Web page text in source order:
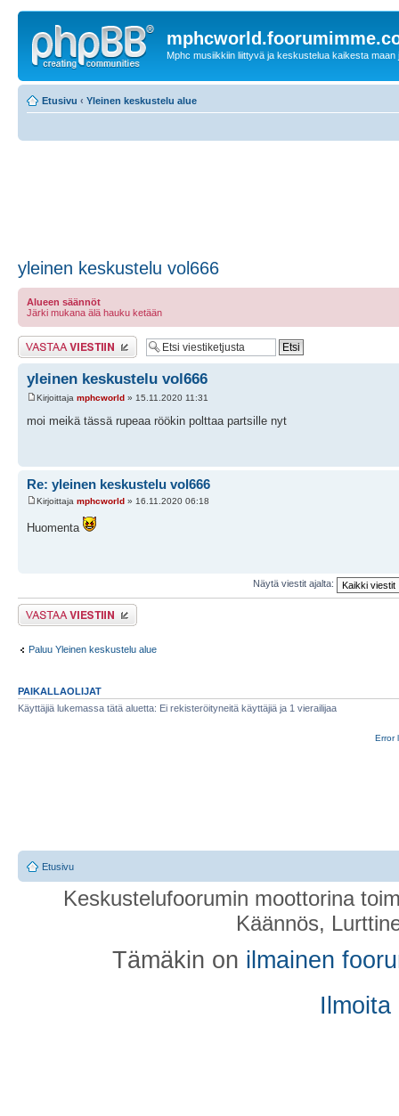
Mphc musiikkiin liittyvä ja keskustelua kaikesta maan
Etusivu ‹ Yleinen keskustelu alue
yleinen keskustelu vol666
Alueen säännöt
Järki mukana älä hauku ketään
Lähetä vastaus
yleinen keskustelu vol666
Kirjoittaja mphcworld » 15.11.2020 11:31
moi meikä tässä rupeaa röökin polttaa partsille nyt
Re: yleinen keskustelu vol666
Kirjoittaja mphcworld » 16.11.2020 06:18
Huomenta
Näytä viestit ajalta:
Lähetä vastaus
Paluu Yleinen keskustelu alue
PAIKALLAOLIJAT
Käyttäjiä lukemassa tätä aluetta: Ei rekisteröityneitä käyttäjiä ja 1 vierailijaa
Error
Etusivu
Keskustelufoorumin moottorina
Käännös,
Tämäkin on ilmainen